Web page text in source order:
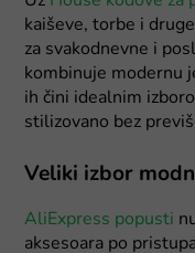
kaiševe, torbe i
za svakodnevne i
kombinuje modernu
ih čini idealnim
stilizovano bez
Veliki izbor
AliExpress popusti
aksesoara po